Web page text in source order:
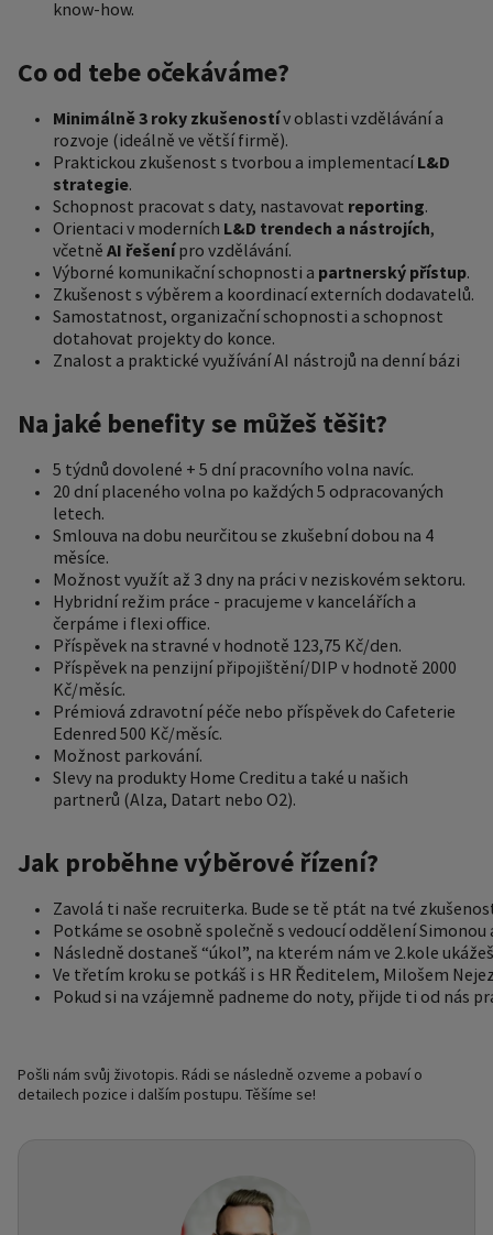
know-how.
Co od tebe očekáváme?
Minimálně 3 roky zkušenostív oblasti vzdělávání a
rozvoje (ideálně ve větší firmě).
Praktickou zkušenost s tvorbou a implementacíL&D
strategie.
Schopnost pracovat s daty, nastavovat reporting.
Orientaci v moderních L&D trendech a nástrojích,
včetně AI řešenípro vzdělávání.
Výborné komunikační schopnosti a partnerský přístup.
Zkušenost s výběrem a koordinací externích dodavatelů.
Samostatnost, organizační schopnosti a schopnost
dotahovat projekty do konce.
Znalost a praktické využívání AI nástrojů na denní bázi
Na jaké benefity se můžeš těšit?
5 týdnů dovolené + 5 dní pracovního volna navíc.
20 dní placeného volna po každých 5 odpracovaných
letech.
Smlouva na dobu neurčitou se zkušební dobou na 4
měsíce.
Možnost využít až 3 dny na práci v neziskovém sektoru.
Hybridní režim práce - pracujeme v kancelářích a
čerpáme i flexi office.
Příspěvek na stravné v hodnotě 123,75 Kč/den.
Příspěvek na penzijní připojištění/DIP v hodnotě 2000
Kč/měsíc.
Prémiová zdravotní péče nebo příspěvek do Cafeterie
Edenred 500 Kč/měsíc.
Možnost parkování.
Slevy na produkty Home Creditu a také u našich
partnerů (Alza, Datart nebo O2).
Jak proběhne výběrové řízení?
Zavolá ti naše recruiterka. Bude se tě ptát na tvé
Potkáme se osobně společně s vedoucí oddělení
Následně dostaneš “úkol”, na kterém nám ve 2.kole
Ve třetím kroku se potkáš i s HR Ředitelem, Milošem
Pokud si na vzájemně padneme do noty, přijde ti od nás
Pošli nám svůj životopis. Rádi se následně ozveme a pobaví o
detailech pozice i dalším postupu. Těšíme se!